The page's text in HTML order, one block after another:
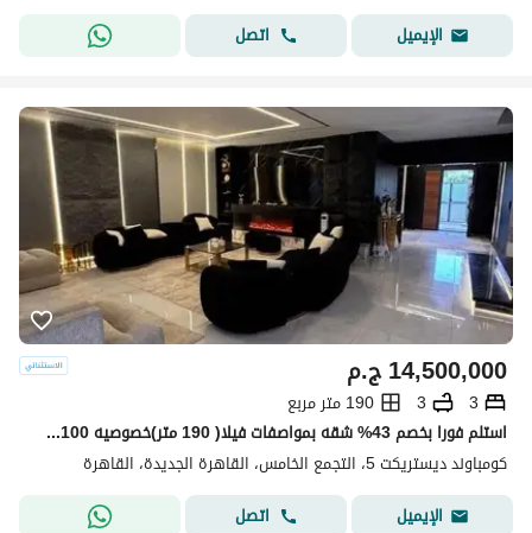
الإيميل
اتصل
ج.م14,500,000
3
3
190 متر مربع
استلم فورا بخصم 43% شقه بمواصفات فيلا( 190 متر)خصوصيه 100% للبيع في ديستريكت 5 - District 5 التجمع الخامس دقائق من ميفيدا وهايد بارك وماونتن فيو
كومباوند ديستريكت 5، التجمع الخامس، القاهرة الجديدة، القاهرة
الإيميل
اتصل